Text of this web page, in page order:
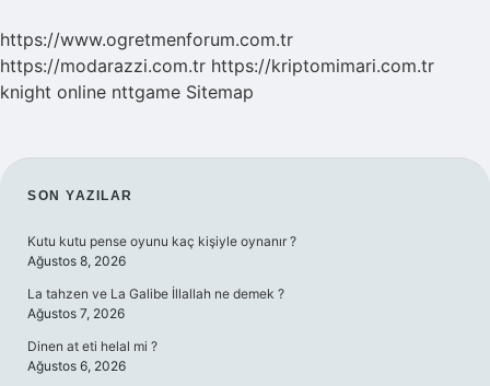
https://www.ogretmenforum.com.tr
https://modarazzi.com.tr https://kriptomimari.com.tr
knight online nttgame Sitemap
SIDEBAR
SON YAZILAR
Kutu kutu pense oyunu kaç kişiyle oynanır ?
Ağustos 8, 2026
La tahzen ve La Galibe İllallah ne demek ?
Ağustos 7, 2026
Dinen at eti helal mi ?
Ağustos 6, 2026